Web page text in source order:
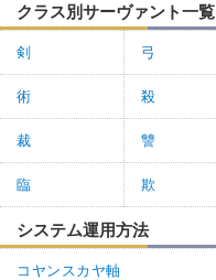
クラス別サーヴァント一覧
剣 弓
術 殺
裁 讐
臨 欺
システム運用方法
コヤンスカヤ軸